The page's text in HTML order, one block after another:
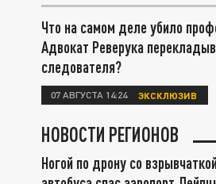
Что на самом деле убило
Адвокат Реверука
следователя?
07 АВГУСТА 14:24 ЭКСКЛЮЗИВ
НОВОСТИ РЕГИОНОВ
Ногой по дрону со